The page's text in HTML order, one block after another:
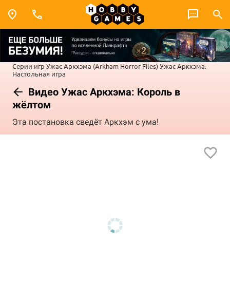
Серии игр Ужас Аркхэма (Arkham Horror Files)Ужас Аркхэма.
Настольная игра
Видео Ужас Аркхэма: Король в
жёлтом
Эта постановка сведёт Аркхэм с ума!